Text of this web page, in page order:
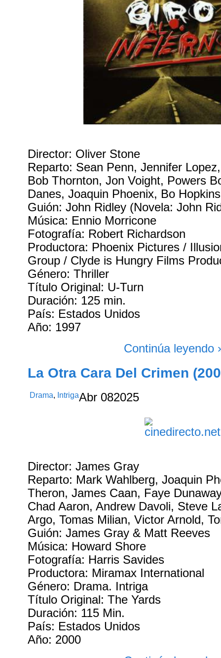
Director: Oliver Stone
Reparto: Sean Penn, Jennifer
Bob Thornton, Jon Voight, Powers
Danes, Joaquin Phoenix, Bo Hopkins
Guión: John Ridley (Novela: John
Música: Ennio Morricone
Fotografía: Robert Richardson
Productora: Phoenix Pictures /
Group / Clyde is Hungry Films
Género: Thriller
Título Original: U-Turn
Duración: 125 min.
País: Estados Unidos
Año: 1997
Continúa leyendo
La Otra Cara Del Crimen
Drama, IntrigaAbr 082025
Director: James Gray
Reparto: Mark Wahlberg, Joaquin
Theron, James Caan, Faye
Chad Aaron, Andrew Davoli, Steve
Argo, Tomas Milian, Victor Arnold,
Guión: James Gray & Matt Reeves
Música: Howard Shore
Fotografía: Harris Savides
Productora: Miramax International
Género: Drama. Intriga
Título Original: The Yards
Duración: 115 Min.
País: Estados Unidos
Año: 2000